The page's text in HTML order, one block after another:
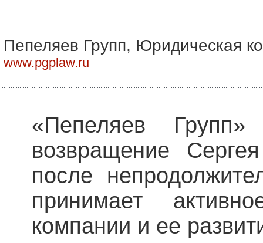
Пепеляев Групп, Юридическая
www.pgplaw.ru
«Пепеляев Групп»
возвращение
после
принимает
компании и ее